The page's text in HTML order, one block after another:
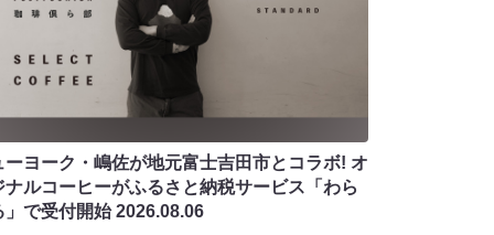
ーヨーク・嶋佐が地元富士吉田市とコラボ! オ
ナルコーヒーがふるさと納税サービス「わら
」で受付開始2026.08.06